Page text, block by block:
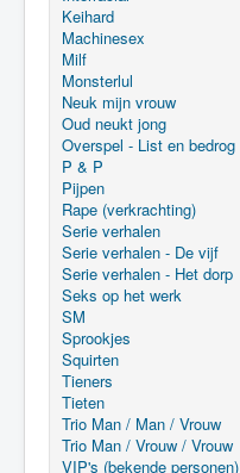
Keihard
Machinesex
Milf
Monsterlul
Neuk mijn vrouw
Oud neukt jong
Overspel - List en bedrog
P & P
Pijpen
Rape (verkrachting)
Serie verhalen
Serie verhalen - De vijf
Serie verhalen - Het dorp
Seks op het werk
SM
Sprookjes
Squirten
Tieners
Tieten
Trio Man / Man / Vrouw
Trio Man / Vrouw / Vrouw
VIP's (bekende personen)